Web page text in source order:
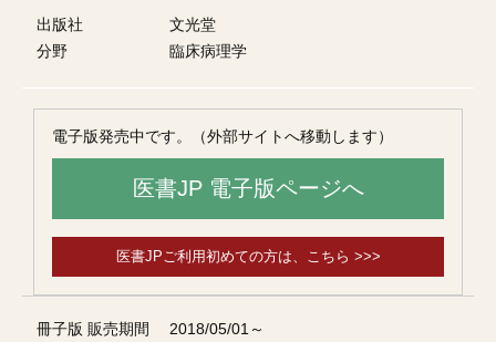
出版社
文光堂
分野
臨床病理学
電子版発売中です。（外部サイトへ移動します）
医書JP 電子版ページへ
医書JPご利用初めての方は、こちら >>>
冊子版 販売期間
2018/05/01～